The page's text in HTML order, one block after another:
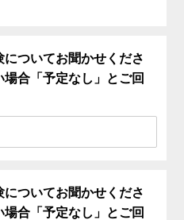
ついてお聞かせくださ
合「予定なし」とご回
ついてお聞かせくださ
合「予定なし」とご回